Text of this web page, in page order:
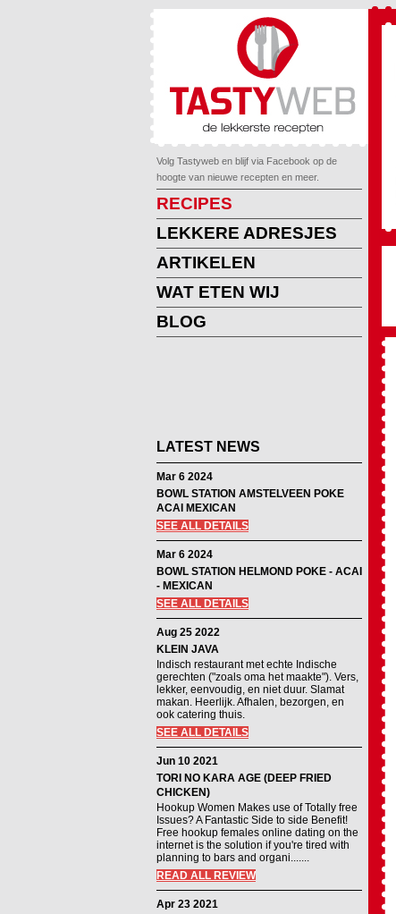
Volg Tastyweb en blijf via Facebook op de
hoogte van nieuwe recepten en meer.
RECIPES
LEKKERE ADRESJES
ARTIKELEN
WAT ETEN WIJ
BLOG
LATEST NEWS
Mar 6 2024
BOWL STATION AMSTELVEEN POKE
ACAI MEXICAN
SEE ALL DETAILS
Mar 6 2024
BOWL STATION HELMOND POKE - ACAI
- MEXICAN
SEE ALL DETAILS
Aug 25 2022
KLEIN JAVA
Indisch restaurant met echte Indische
gerechten ("zoals oma het maakte"). Vers,
lekker, eenvoudig, en niet duur. Slamat
makan. Heerlijk. Afhalen, bezorgen, en
ook catering thuis.
SEE ALL DETAILS
Jun 10 2021
TORI NO KARA AGE (DEEP FRIED
CHICKEN)
Hookup Women Makes use of Totally free
Issues? A Fantastic Side to side Benefit!
Free hookup females online dating on the
internet is the solution if you're tired with
planning to bars and organi.......
READ ALL REVIEW
Apr 23 2021